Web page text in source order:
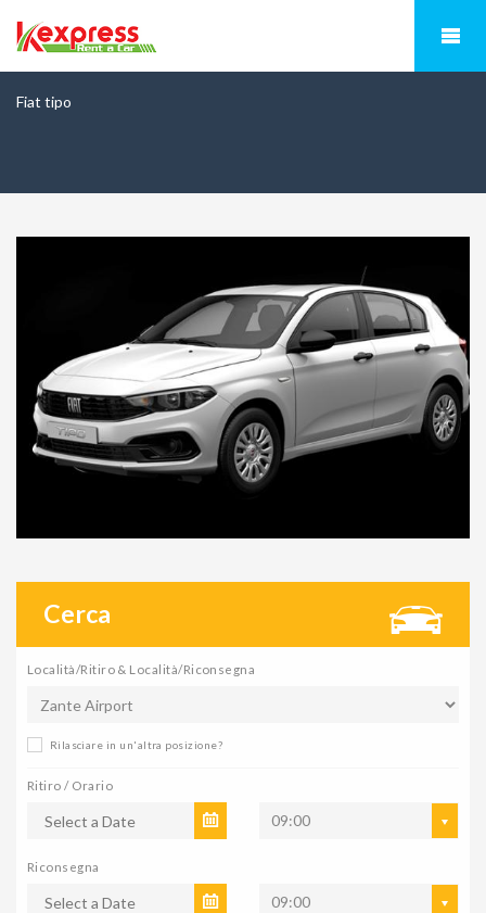
Fiat tipo
Cerca
Località/Ritiro & Località/Riconsegna
Rilasciare in un'altra posizione?
Ritiro / Orario
09:00
Riconsegna
09:00